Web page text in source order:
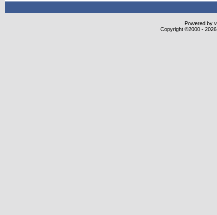
Powered by
Copyright ©2000 -